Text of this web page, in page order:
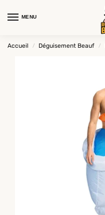
MENU
Accueil / Déguisement Beauf /